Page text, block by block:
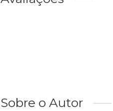
Sobre o Autor